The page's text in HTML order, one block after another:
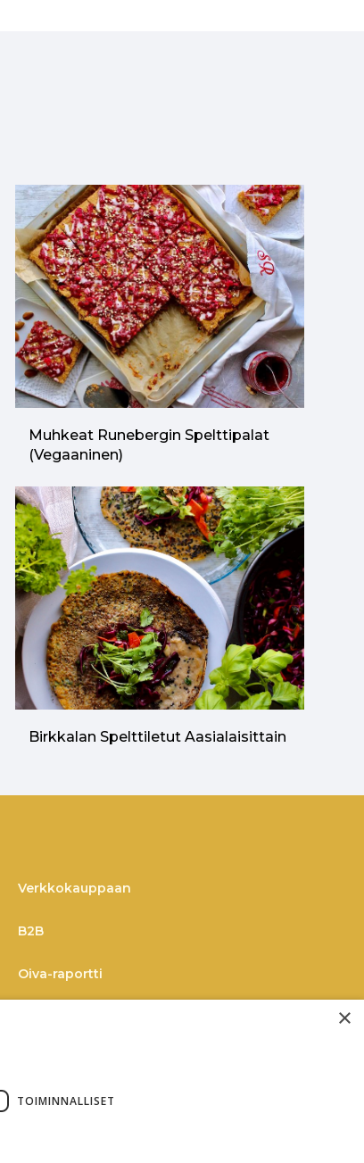
Muhkeat Runebergin Spelttipalat
(vegaaninen)
Birkkalan Spelttiletut Aasialaisittain
Verkkokauppaan
B2B
Oiva-raportti
×
TOIMINNALLISET